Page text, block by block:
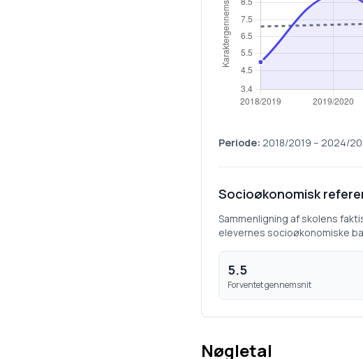
Periode: 2018/2019 – 2024/
Socioøkonomisk
Sammenligning af skolens
elevernes socioøkonomiske
5.5
Forventet gennemsnit
Nøgletal